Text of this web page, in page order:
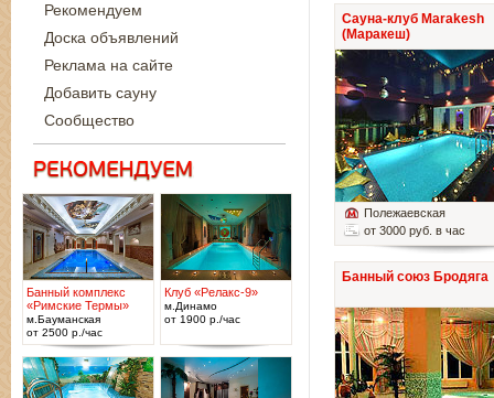
Сауна-клуб Marakesh
(Маракеш)
Полежаевская
от 3000 руб. в час
Банный союз Бродяга
Рекомендуем
Доска объявлений
Реклама на сайте
Добавить сауну
Сообщество
Банный комплекс
«Римские Термы»
м.Бауманская
от 2500 р./час
Клуб «Релакс-9»
м.Динамо
от 1900 р./час